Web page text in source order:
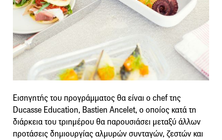
Εισηγητής του προγράμματος θα είναι ο chef της
Ducasse Education, Bastien Ancelet, ο οποίος κατά τη
διάρκεια του τριημέρου θα παρουσιάσει μεταξύ άλλων
προτάσεις δημιουργίας αλμυρών συνταγών, ζεστών και